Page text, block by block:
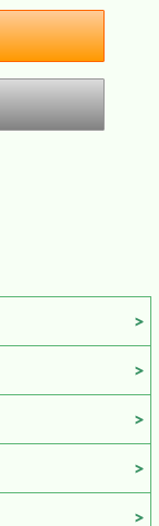
ｇ（乾燥時）
エッチング銀入
久保証書
商品の色合いが
ので、予めご了